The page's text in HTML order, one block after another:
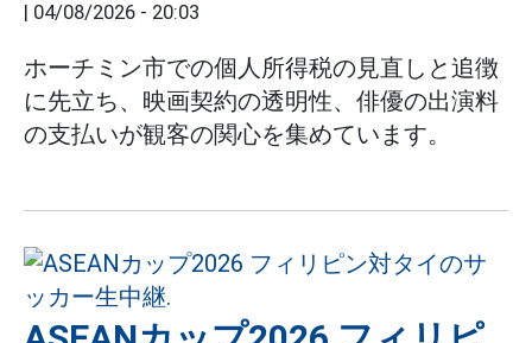
| 04/08/2026 - 20:03
ホーチミン市での個人所得税の見直しと追徴
に先立ち、映画契約の透明性、俳優の出演料
の支払いが観客の関心を集めています。